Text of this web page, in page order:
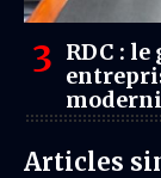
RDC :
Mayi et
Articles